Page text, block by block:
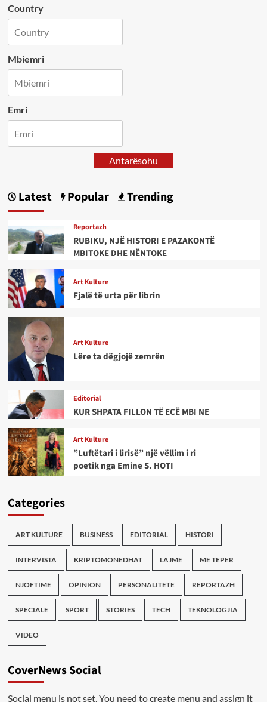
Country
Mbiemri
Emri
Antarësohu
Latest Popular Trending
Reportazh
RUBIKU, NJË HISTORI E PAZAKONTË
MBITOKE DHE NËNTOKE
Art Kulture
Fjalë të urta për librin
Art Kulture
Lëre ta dëgjojë zemrën
Editorial
KUR SHPATA FILLON TË ECË MBI NE
Art Kulture
”Luftëtari i lirisë” një vëllim i ri
poetik nga Emine S. HOTI
Categories
ART KULTURE BUSINESS EDITORIAL HISTORI
INTERVISTA KRIPTOMONEDHAT LAJME ME TEPER
NJOFTIME OPINION PERSONALITETE REPORTAZH
SPECIALE SPORT STORIES TECH TEKNOLOGJIA
VIDEO
CoverNews Social
Social menu is not set. You need to create menu and assign it